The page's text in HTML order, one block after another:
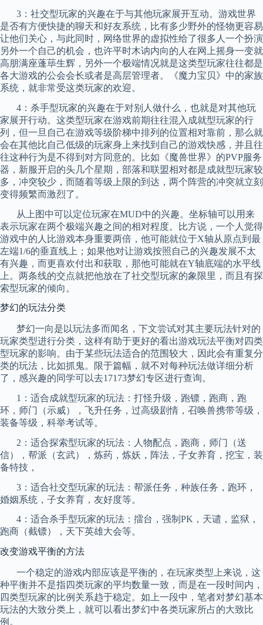
3 ：社交型玩家的兴趣在于与其他玩家展开互动。游戏世界
是否有方便快捷的聊天和好友系统，比有多少野外的怪物更容易
让他们关心，与此同时，网络世界的虚拟性给了很多人一个扮演
另外一个自己的机会，也许平时木讷内向的人在网上摇身一变就
高朋满座蓬荜生辉，另外一个极端情况就是这类型玩家往往都是
各大游戏的公会会长或者是高层管理者。《魔力宝贝》中的家族
系统，就非常受这类玩家的欢迎。
4 ：杀手型玩家的兴趣在于对别人做什么，也就是对其他玩
家展开行动。这类型玩家在游戏前期往往混入成就型玩家的行
列，但一旦自己在游戏等级阶梯中排列的位置相对靠前，那么就
会在其他比自己低级的玩家身上来找到自己的游戏快感，并且往
往这种行为是不得到对方同意的。比如《魔兽世界》的PVP服务
器， 新服开启的头几个星期，部落和联盟相对都是成就型玩家较
多，冲突较少，而随着等级上限的到达，两个阵营的冲突就立刻
变得频繁而激烈了。
从上图中可以定位玩家在MUD中的兴趣。坐标轴可以用来
表示玩家在两个极端兴趣之间的相对程度。比方说，一个人觉得
游戏中的人比游戏本身重要两倍，他可能就位于X轴从原点到最
左端1/6的垂直线上；如果他对让游戏按照自己的兴趣发展不太
有兴趣，而更喜欢付出和获取，那他可能就在Y轴底端的水平线
上。两条线的交点就把他放在了社交型玩家的象限里，而且有探
索型玩家的倾向。
梦幻的玩法分类
梦幻一向是以玩法多而闻名，下文尝试对其主要玩法针对的
玩家类型进行分类，这样有助于更好的看出游戏玩法平衡对四类
型玩家的影响。由于某些玩法适合的范围较大，因此会有重复分
类的玩法，比如抓鬼。限于篇幅，就不对每种玩法做详细分析
了，感兴趣的同学可以去17173梦幻专区进行查询。
1 ：适合成就型玩家的玩法： 打怪升级 ，跑镖 ，跑商，跑
环，师门（示威），飞升任务，过高级剧情，召唤兽携带等级，
装备等级，科举考试等。
2 ：适合探索型玩家的玩法：人物配点，跑商，师门（送
信），帮派（玄武），炼药，炼妖，阵法，子女养育，挖宝，装
备特技，
3 ：适合社交型玩家的玩法：帮派任务，种族任务，跑环，
婚姻系统，子女养育，友好度等。
4 ：适合杀手型玩家的玩法：擂台，强制 PK ，天谴，监狱，
跑商（截镖），天下英雄大会等。
改变游戏平衡的方法
一个稳定的游戏内部应该是平衡的，在玩家类型上来说，这
种平衡并不是指四类玩家的平均数量一致，而是在一段时间内，
四类型玩家的比例关系趋于稳定。如上一段中，笔者对梦幻基本
玩法的大致分类上，就可以看出梦幻中各类玩家所占的大致比
例。